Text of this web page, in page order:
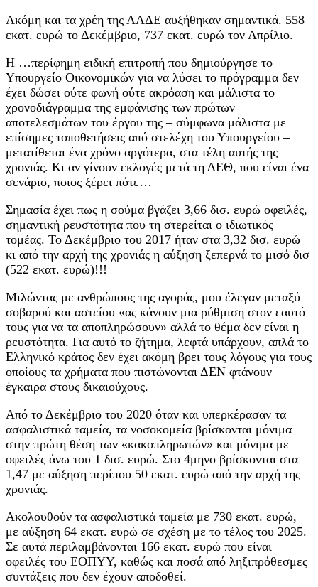
Ακόμη και τα χρέη της ΑΑΔΕ αυξήθηκαν σημαντικά. 558
εκατ. ευρώ το Δεκέμβριο, 737 εκατ. ευρώ τον Απρίλιο.
Η …περίφημη ειδική επιτροπή που δημιούργησε το
Υπουργείο Οικονομικών για να λύσει το πρόγραμμα δεν
έχει δώσει ούτε φωνή ούτε ακρόαση και μάλιστα το
χρονοδιάγραμμα της εμφάνισης των πρώτων
αποτελεσμάτων του έργου της – σύμφωνα μάλιστα με
επίσημες τοποθετήσεις από στελέχη του Υπουργείου –
μετατίθεται ένα χρόνο αργότερα, στα τέλη αυτής της
χρονιάς. Κι αν γίνουν εκλογές μετά τη ΔΕΘ, που είναι ένα
σενάριο, ποιος ξέρει πότε…
Σημασία έχει πως η σούμα βγάζει 3,66 δισ. ευρώ οφειλές,
σημαντική ρευστότητα που τη στερείται ο ιδιωτικός
τομέας. Το Δεκέμβριο του 2017 ήταν στα 3,32 δισ. ευρώ
κι από την αρχή της χρονιάς η αύξηση ξεπερνά το μισό δισ
(522 εκατ. ευρώ)!!!
Μιλώντας με ανθρώπους της αγοράς, μου έλεγαν μεταξύ
σοβαρού και αστείου «ας κάνουν μια ρύθμιση στον εαυτό
τους για να τα αποπληρώσουν» αλλά το θέμα δεν είναι η
ρευστότητα. Για αυτό το ζήτημα, λεφτά υπάρχουν, απλά το
Ελληνικό κράτος δεν έχει ακόμη βρει τους λόγους για τους
οποίους τα χρήματα που πιστώνονται ΔΕΝ φτάνουν
έγκαιρα στους δικαιούχους.
Από το Δεκέμβριο του 2020 όταν και υπερκέρασαν τα
ασφαλιστικά ταμεία, τα νοσοκομεία βρίσκονται μόνιμα
στην πρώτη θέση των «κακοπληρωτών» και μόνιμα με
οφειλές άνω του 1 δισ. ευρώ. Στο 4μηνο βρίσκονται στα
1,47 με αύξηση περίπου 50 εκατ. ευρώ από την αρχή της
χρονιάς.
Ακολουθούν τα ασφαλιστικά ταμεία με 730 εκατ. ευρώ,
με αύξηση 64 εκατ. ευρώ σε σχέση με το τέλος του 2025.
Σε αυτά περιλαμβάνονται 166 εκατ. ευρώ που είναι
οφειλές του ΕΟΠΥΥ, καθώς και ποσά από ληξιπρόθεσμες
συντάξεις που δεν έχουν αποδοθεί.